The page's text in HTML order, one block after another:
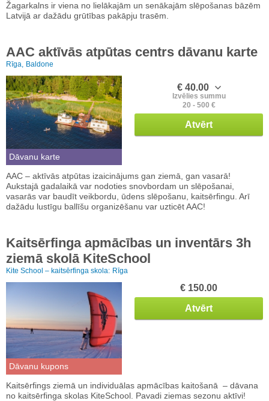
Žagarkalns ir viena no lielākajām un senākajām slēpošanas bāzēm
Latvijā ar dažādu grūtības pakāpju trasēm.
AAC aktīvās atpūtas centrs dāvanu karte
Rīga, Baldone
Dāvanu karte
€ 40.00
Izvēlies summu
20 - 500 €
Atvērt
AAC – aktīvās atpūtas izaicinājums gan ziemā, gan vasarā!
Aukstajā gadalaikā var nodoties snovbordam un slēpošanai,
vasarās var baudīt veikbordu, ūdens slēpošanu, kaitsērfingu. Arī
dažādu lustīgu ballīšu organizēšanu var uzticēt AAC!
Kaitsērfinga apmācības un inventārs 3h
ziemā skolā KiteSchool
Kite School – kaitsērfinga skola: Rīga
Dāvanu kupons
€ 150.00
Atvērt
Kaitsērfings ziemā un individuālas apmācības kaitošanā – dāvana
no kaitsērfinga skolas KiteSchool. Pavadi ziemas sezonu aktīvi!